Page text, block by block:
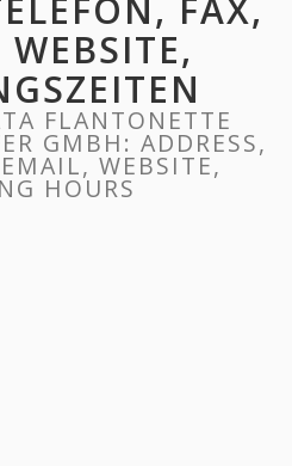
FAX,
FLANTONETTE
GMBH: ADDRESS,
WEBSITE,
HOURS